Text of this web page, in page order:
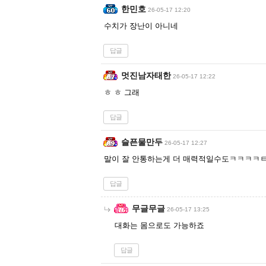
한민호 26-05-17 12:20
수치가 장난이 아니네
답글
멋진남자태한 26-05-17 12:22
ㅎ ㅎ 그래
답글
슬픈물만두 26-05-17 12:27
말이 잘 안통하는게 더 매력적일수도ㅋㅋㅋㅋ
답글
무글무글 26-05-17 13:25
대화는 몸으로도 가능하죠
답글